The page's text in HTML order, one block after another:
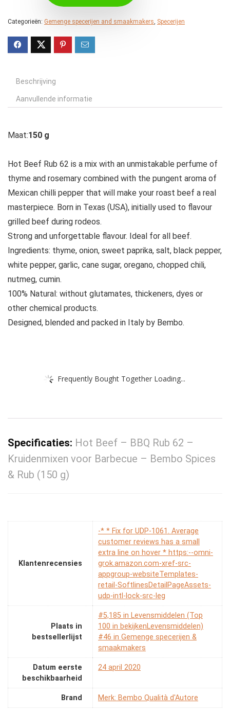
Categorieën: Gemenge specerijen and smaakmakers, Specerijen
Beschrijving
Aanvullende informatie
Maat:150 g
Hot Beef Rub 62 is a mix with an unmistakable perfume of
thyme and rosemary combined with the pungent aroma of
Mexican chilli pepper that will make your roast beef a real
masterpiece. Born in Texas (USA), initially used to flavour
grilled beef during rodeos.
Strong and unforgettable flavour. Ideal for all beef.
Ingredients: thyme, onion, sweet paprika, salt, black pepper,
white pepper, garlic, cane sugar, oregano, chopped chili,
nutmeg, cumin.
100% Natural: without glutamates, thickeners, dyes or
other chemical products.
Designed, blended and packed in Italy by Bembo.
Frequently Bought Together Loading...
Specificaties: Hot Beef – BBQ Rub 62 –
Kruidenmixen voor Barbecue – Bembo Spices
& Rub (150 g)
Klantenrecensies
-* * Fix for UDP-1061. Average
customer reviews has a small
extra line on hover * https:--omni-
grok.amazon.com-xref-src-
appgroup-websiteTemplates-
retail-SoftlinesDetailPageAssets-
udp-intl-lock-src-leg
Plaats in
bestsellerlijst
#5,185 in Levensmiddelen (Top
100 in bekijkenLevensmiddelen)
#46 in Gemenge specerijen &
smaakmakers
Datum eerste
beschikbaarheid
24 april 2020
Brand Merk: Bembo Qualità d'Autore